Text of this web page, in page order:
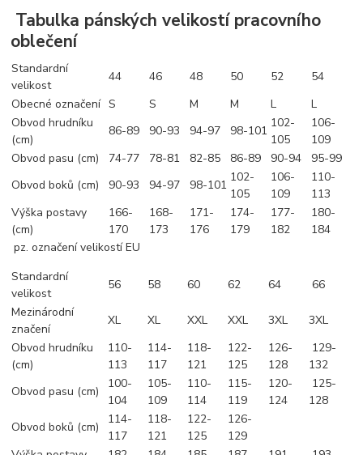
Tabulka pánských velikostí pracovního
oblečení
Standardní
velikost
44 46 48 50 52
54
Obecné označení S S M M L
L
Obvod hrudníku
(cm)
86-89 90-93 94-97 98-101
102-
105
106-
109
Obvod pasu (cm)
74-77 78-81 82-85 86-89 90-94
95-99
Obvod boků (cm)
90-93 94-97 98-101
102-
105
106-
109
110-
113
Výška postavy
(cm)
166-
170
168-
173
171-
176
174-
179
177-
182
180-
184
pz. označení velikostí EU
Standardní
velikost
56 58 60 62 64
66
Mezinárodní
značení
XL XL XXL XXL 3XL
3XL
Obvod hrudníku
(cm)
110-
113
114-
117
118-
121
122-
125
126-
128
129-
132
Obvod pasu (cm)
100-
104
105-
109
110-
114
115-
119
120-
124
125-
128
Obvod boků (cm)
114-
117
118-
121
122-
125
126-
129